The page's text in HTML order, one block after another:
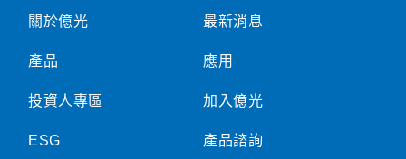
關於億光
產品
投資人專區
ESG
最新消息
應用
加入億光
產品諮詢